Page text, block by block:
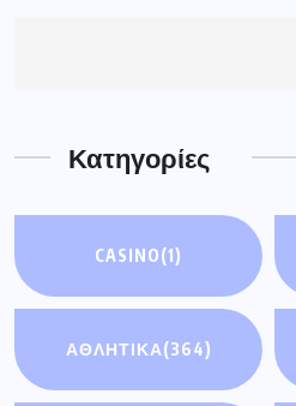
Κατηγορίες
CASINO(1)
ΑΘΛΗΤΙΚΑ(364)